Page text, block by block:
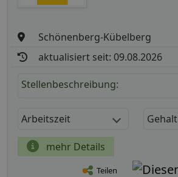
Schönenberg-Kübelberg
aktualisiert seit: 09.08.2026
Stellenbeschreibung:
Arbeitszeit Gehalt
mehr Details
Teilen